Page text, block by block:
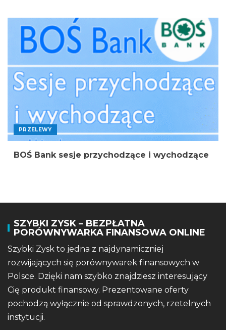
PRZELEWY
BOŚ Bank sesje przychodzące i wychodzące
SZYBKI ZYSK – BEZPŁATNA
PORÓWNYWARKA FINANSOWA ONLINE
Szybki Zysk to jedna z najdynamiczniej
rozwijających się porównywarek finansowych w
Polsce. Dzięki nam szybko znajdziesz interesujący
Cię produkt finansowy. Prezentowane oferty
pochodzą wyłącznie od sprawdzonych, rzetelnych
instytucji.